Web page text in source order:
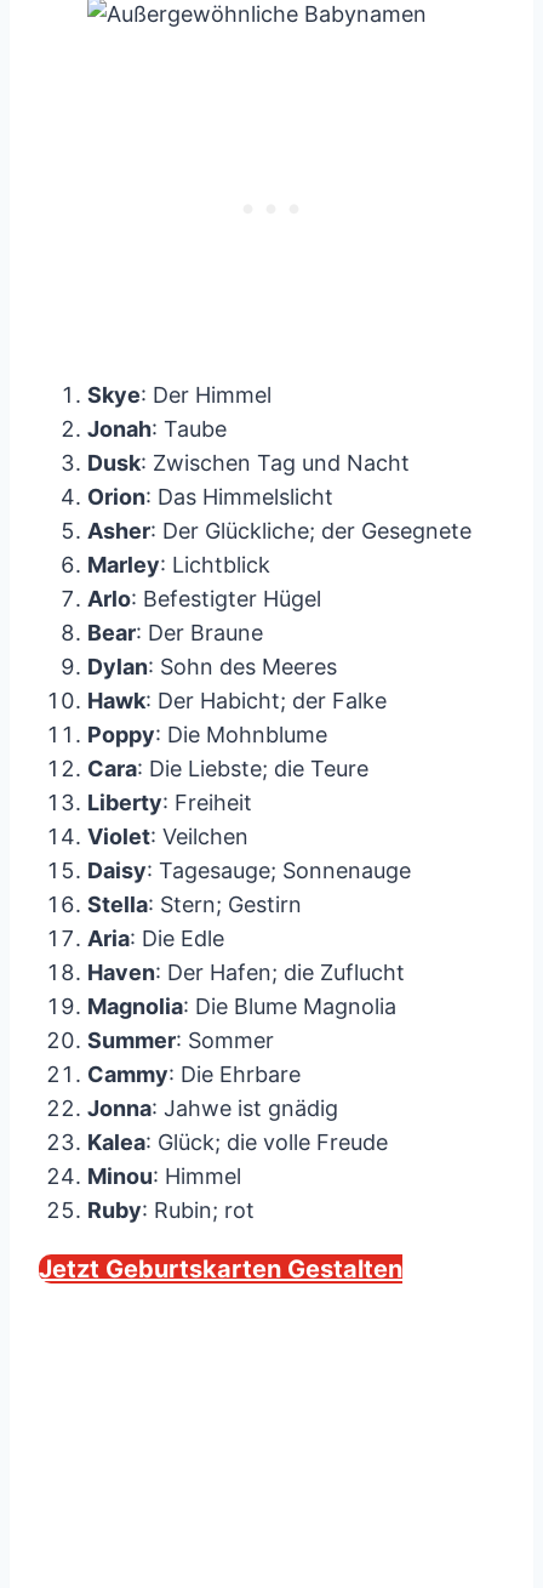
Skye: Der Himmel
Jonah: Taube
Dusk: Zwischen Tag und Nacht
Orion: Das Himmelslicht
Asher: Der Glückliche; der Gesegnete
Marley: Lichtblick
Arlo: Befestigter Hügel
Bear: Der Braune
Dylan: Sohn des Meeres
Hawk: Der Habicht; der Falke
Poppy: Die Mohnblume
Cara: Die Liebste; die Teure
Liberty: Freiheit
Violet: Veilchen
Daisy: Tagesauge; Sonnenauge
Stella: Stern; Gestirn
Aria: Die Edle
Haven: Der Hafen; die Zuflucht
Magnolia: Die Blume Magnolia
Summer: Sommer
Cammy: Die Ehrbare
Jonna: Jahwe ist gnädig
Kalea: Glück; die volle Freude
Minou: Himmel
Ruby: Rubin; rot
Jetzt Geburtskarten Gestalten